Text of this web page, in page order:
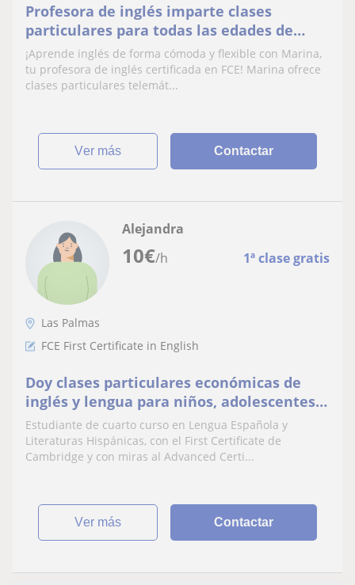
Profesora de inglés imparte clases
particulares para todas las edades de
forma telemática con flexibilidad horaria
¡Aprende inglés de forma cómoda y flexible con Marina,
tu profesora de inglés certificada en FCE! Marina ofrece
clases particulares telemát...
ver más Contactar
10€/h 1ª clase gratis
Alejandra
Las Palmas
FCE First Certificate in English
Doy clases particulares económicas de
inglés y lengua para niños, adolescentes y
adultos
Estudiante de cuarto curso en Lengua Española y
Literaturas Hispánicas, con el First Certificate de
Cambridge y con miras al Advanced Certi...
ver más Contactar